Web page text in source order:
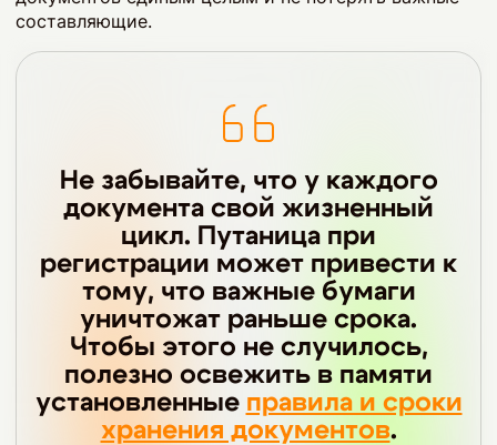
составляющие.
Не забывайте, что у каждого
документа свой жизненный
цикл. Путаница при
регистрации может привести к
тому, что важные бумаги
уничтожат раньше срока.
Чтобы этого не случилось,
полезно освежить в памяти
установленные правила и сроки
хранения документов.